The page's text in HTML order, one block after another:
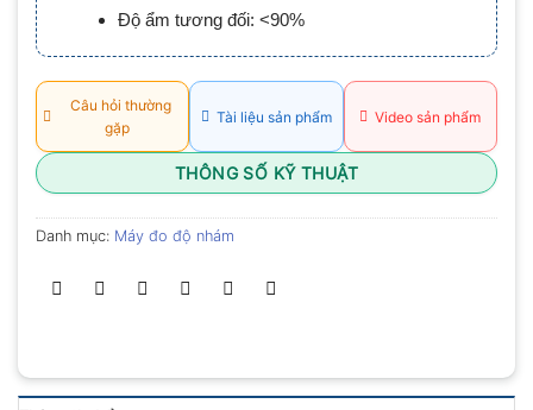
Độ ẩm tương đối: <90%
Câu hỏi thường
gặp
Tài liệu sản phẩm Video sản phẩm
THÔNG SỐ KỸ THUẬT
Danh mục: Máy đo độ nhám